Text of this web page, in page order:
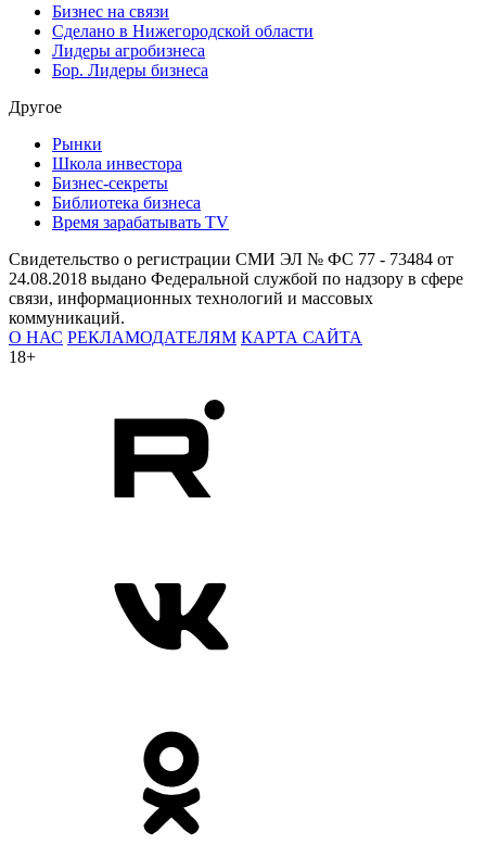
Бизнес на связи
Сделано в Нижегородской области
Лидеры агробизнеса
Бор. Лидеры бизнеса
Другое
Рынки
Школа инвестора
Бизнес-секреты
Библиотека бизнеса
Время зарабатывать TV
Свидетельство о регистрации СМИ ЭЛ № ФС 77 - 73484 от
24.08.2018 выдано Федеральной службой по надзору в сфере
связи, информационных технологий и массовых
коммуникаций.
О НАС РЕКЛАМОДАТЕЛЯМ КАРТА САЙТА
18+